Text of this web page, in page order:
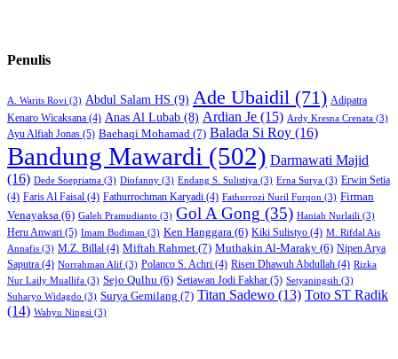
Penulis
A. Warits Rovi (3) Abdul Salam HS (9) Ade Ubaidil (71) Adipatra
Kenaro Wicaksana (4) Anas Al Lubab (8) Ardian Je (15) Ardy Kresna Crenata (3)
Ayu Alfiah Jonas (5) Baehaqi Mohamad (7) Balada Si Roy (16)
Bandung Mawardi (502) Darmawati Majid
(16) Dede Soepriatna (3) Diofanny (3) Endang S. Sulistiya (3) Erna Surya (3) Erwin Setia
(4) Faris Al Faisal (4) Fathurrochman Karyadi (4) Fathurrozi Nuril Furqon (3) Firman
Venayaksa (6) Galeh Pramudianto (3) Gol A Gong (35) Haniah Nurlaili (3)
Heru Anwari (5) Imam Budiman (3) Ken Hanggara (6) Kiki Sulistyo (4) M. Rifdal Ais
Annafis (3) M.Z. Billal (4) Miftah Rahmet (7) Muthakin Al-Maraky (6) Nipen Arya
Saputra (4) Norrahman Alif (3) Polanco S. Achri (4) Risen Dhawuh Abdullah (4) Rizka
Nur Laily Muallifa (3) Sejo Qulhu (6) Setiawan Jodi Fakhar (5) Setyaningsih (3)
Suharyo Widagdo (3) Surya Gemilang (7) Titan Sadewo (13) Toto ST Radik
(14) Wahyu Ningsi (3)